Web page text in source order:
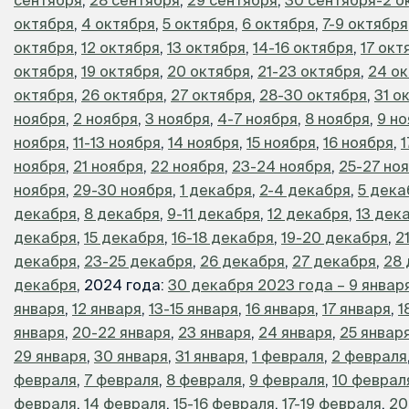
октября, 4 октября, 5 октября, 6 октября, 7-9 октября
октября, 12 октября, 13 октября, 14-16 октября, 17
октября, 19 октября, 20 октября, 21-23 октября, 24
октября, 26 октября, 27 октября, 28-30 октября, 31
ноября, 2 ноября, 3 ноября, 4-7 ноября, 8 ноября, 9
ноября, 11-13 ноября, 14 ноября, 15 ноября, 16 ноября,
ноября, 21 ноября, 22 ноября, 23-24 ноября, 25-27
ноября, 29-30 ноября, 1 декабря, 2-4 декабря, 5
декабря, 8 декабря, 9-11 декабря, 12 декабря, 13
декабря, 15 декабря, 16-18 декабря, 19-20 декабря,
декабря, 23-25 декабря, 26 декабря, 27 декабря, 28
декабря, 2024 года: 30 декабря 2023 года – 9
января, 12 января, 13-15 января, 16 января, 17 января,
января, 20-22 января, 23 января, 24 января, 25
29 января, 30 января, 31 января, 1 февраля, 2 февраля
февраля, 7 февраля, 8 февраля, 9 февраля, 10
февраля, 14 февраля, 15-16 февраля, 17-19 февраля,